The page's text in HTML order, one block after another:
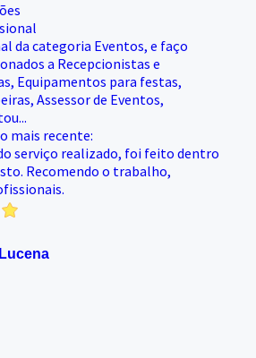
da categoria Eventos, e faço
a Recepcionistas e
Equipamentos para festas,
Assessor de Eventos,
mais recente:
serviço realizado, foi feito dentro
Recomendo o trabalho,